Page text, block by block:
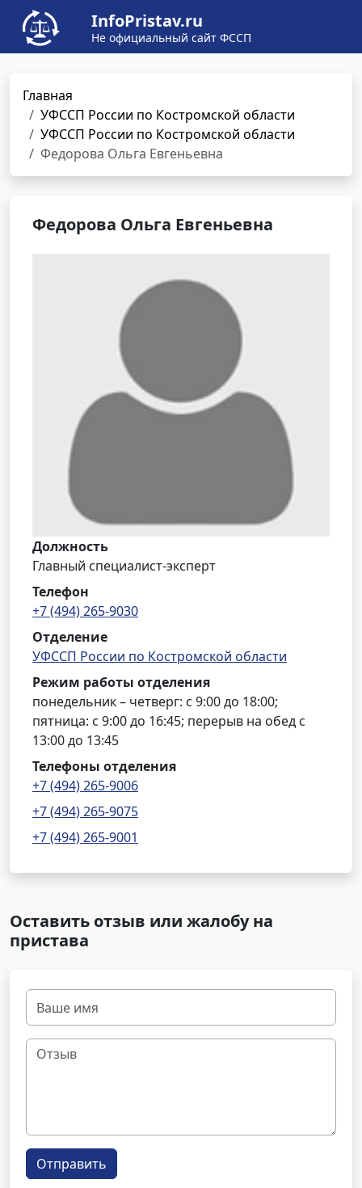
InfoPristav.ru
Не официальный сайт ФССП
Главная
УФССП России по Костромской области
УФССП России по Костромской области
Федорова Ольга Евгеньевна
Федорова Ольга Евгеньевна
Должность
Главный специалист-эксперт
Телефон
+7 (494) 265-9030
Отделение
УФССП России по Костромской области
Режим работы отделения
понедельник – четверг: с 9:00 до 18:00;
пятница: с 9:00 до 16:45; перерыв на обед с
13:00 до 13:45
Телефоны отделения
+7 (494) 265-9006
+7 (494) 265-9075
+7 (494) 265-9001
Оставить отзыв или жалобу на
пристава
Отправить